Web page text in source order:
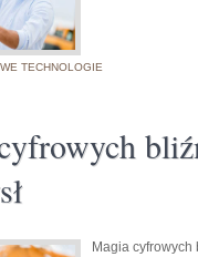
TECHNOLOGIE
Magia